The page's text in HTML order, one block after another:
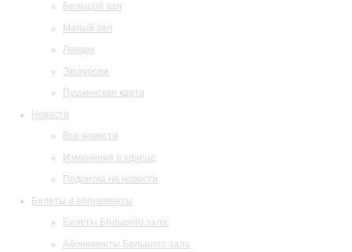
Большой зал
Малый зал
Лекции
Экскурсии
Пушкинская карта
Новости
Все новости
Изменения в афише
Подписка на новости
Билеты и абонементы
Билеты Большого зала
Абонементы Большого зала